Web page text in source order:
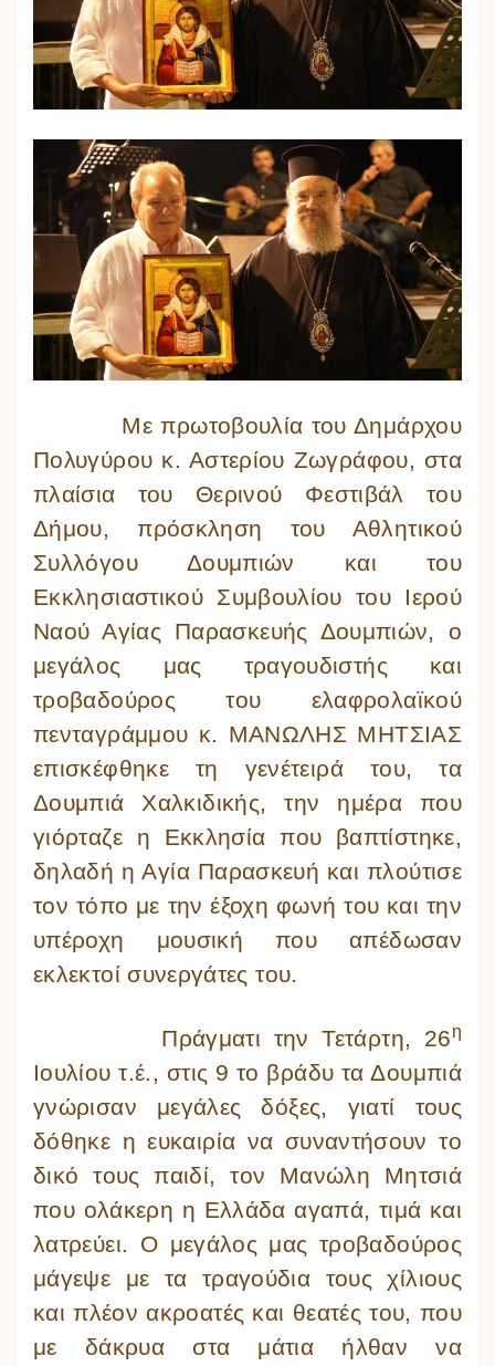
Με πρωτοβουλία του Δημάρχου
Πολυγύρου κ. Αστερίου Ζωγράφου, στα
πλαίσια του Θερινού Φεστιβάλ του
Δήμου, πρόσκληση του Αθλητικού
Συλλόγου Δουμπιών και του
Εκκλησιαστικού Συμβουλίου του Ιερού
Ναού Αγίας Παρασκευής Δουμπιών, ο
μεγάλος μας τραγουδιστής και
τροβαδούρος του ελαφρολαϊκού
πενταγράμμου κ. ΜΑΝΩΛΗΣ ΜΗΤΣΙΑΣ
επισκέφθηκε τη γενέτειρά του, τα
Δουμπιά Χαλκιδικής, την ημέρα που
γιόρταζε η Εκκλησία που βαπτίστηκε,
δηλαδή η Αγία Παρασκευή και πλούτισε
τον τόπο με την έξοχη φωνή του και την
υπέροχη μουσική που απέδωσαν
εκλεκτοί συνεργάτες του.
Πράγματι την Τετάρτη, 26η
Ιουλίου τ.έ., στις 9 το βράδυ τα Δουμπιά
γνώρισαν μεγάλες δόξες, γιατί τους
δόθηκε η ευκαιρία να συναντήσουν το
δικό τους παιδί, τον Μανώλη Μητσιά
που ολάκερη η Ελλάδα αγαπά, τιμά και
λατρεύει. Ο μεγάλος μας τροβαδούρος
μάγεψε με τα τραγούδια τους χίλιους
και πλέον ακροατές και θεατές του, που
με δάκρυα στα μάτια ήλθαν να